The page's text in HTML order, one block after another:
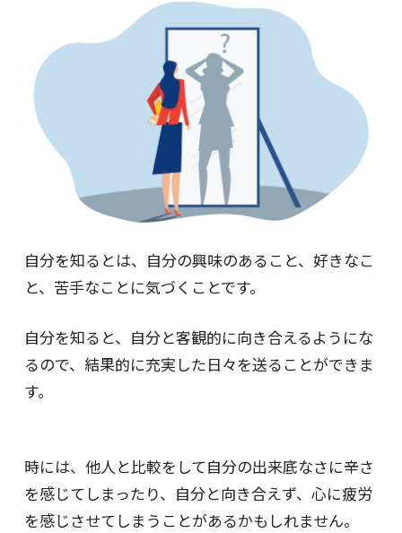
自分を知るとは、自分の興味のあること、好きなこ
と、苦手なことに気づくことです。
自分を知ると、自分と客観的に向き合えるようにな
るので、結果的に充実した日々を送ることができま
す。
時には、他人と比較をして自分の出来底なさに辛さ
を感じてしまったり、自分と向き合えず、心に疲労
を感じさせてしまうことがあるかもしれません。